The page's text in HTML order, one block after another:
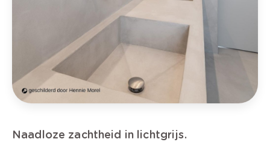
Naadloze zachtheid in lichtgrijs.